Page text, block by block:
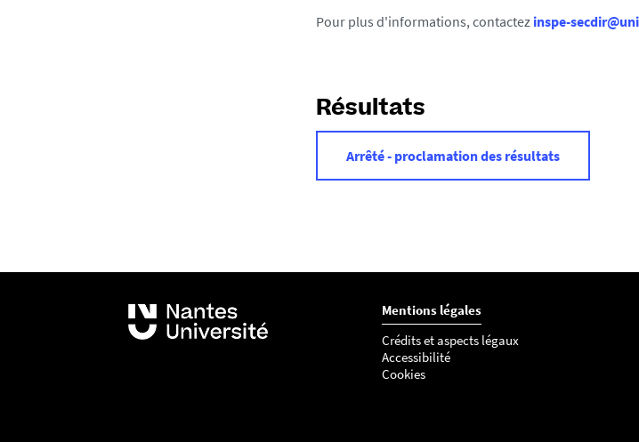
Pour plus d'informations, contactez inspe-
Résultats
Arrêté - proclamation des résultats
Mentions légales
Crédits et aspects légaux
Accessibilité
Cookies